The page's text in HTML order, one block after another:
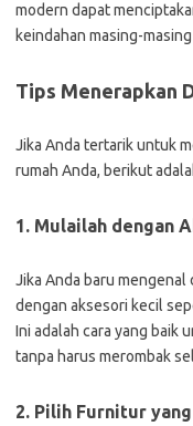
modern dapat
keindahan masing-
Tips Menerapkan
Jika Anda tertarik untuk
rumah Anda, berikut
1. Mulailah dengan
Jika Anda baru
dengan aksesori kecil
Ini adalah cara yang baik
tanpa harus merombak
2. Pilih Furnitur